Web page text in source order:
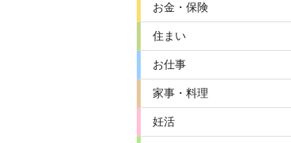
お金・保険
住まい
お仕事
家事・料理
妊活